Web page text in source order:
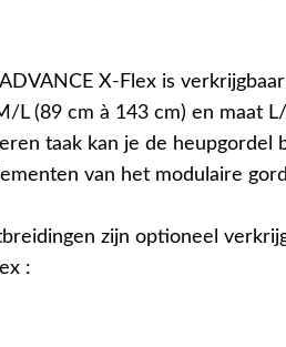
X-Flex is
L (89 cm à 143 cm) en maat
taak kan je de heupgordel
van het modulaire
zijn optioneel
: